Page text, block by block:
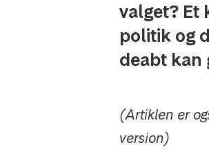
valget? Et
politik og
deabt kan
(Artiklen er
version)